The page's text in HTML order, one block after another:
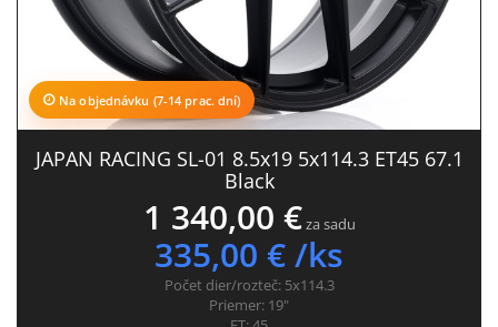
Na objednávku (7-14 prac. dní)
JAPAN RACING SL-01 8.5x19 5x114.3 ET45 67.1
Black
1 340,00 €za sadu
335,00 € /ks
Počet dier/rozteč: 5x114.3
Priemer: 19"